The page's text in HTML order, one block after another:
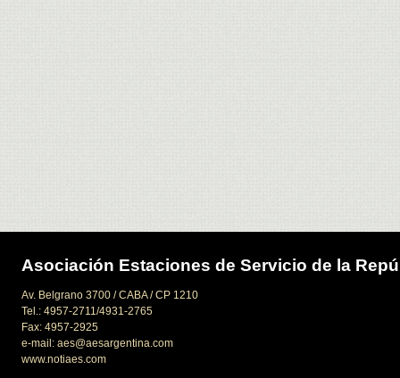
Asociación Estaciones de Servicio de la
Av. Belgrano 3700 / CABA / CP 1210
Tel.: 4957-2711/4931-2765
Fax: 4957-2925
e-mail: aes@aesargentina.com
www.notiaes.com